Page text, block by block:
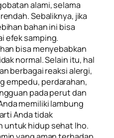
alami, selama
Sebaliknya, jika
bahan ini bisa
efek samping.
bisa menyebabkan
normal. Selain itu, hal
berbagai reaksi alergi,
empedu, perdarahan,
pada perut dan
memiliki lambung
Anda tidak
untuk hidup sehat lho.